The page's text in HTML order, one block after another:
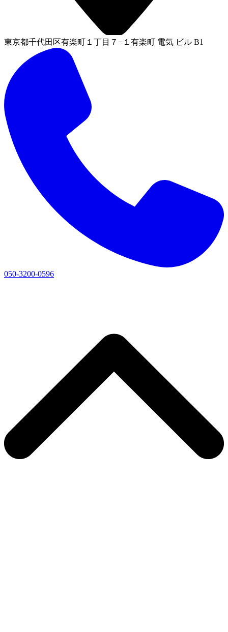
東京都千代田区有楽町１丁目７−１有楽町 電気 ビル B1
050-3200-0596